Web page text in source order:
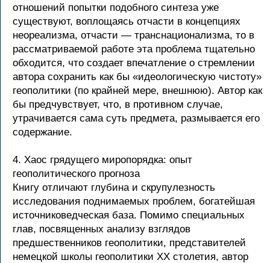
отношений попытки подобного синтеза уже
существуют, воплощаясь отчасти в концепциях
неореализма, отчасти — транснационализма, то в
рассматриваемой работе эта проблема тщательно
обходится, что создает впечатление о стремлении
автора сохранить как бы «идеологическую чистоту»
геополитики (по крайней мере, внешнюю). Автор как
бы предчувствует, что, в противном случае,
утрачивается сама суть предмета, размывается его
содержание.
4. Хаос грядущего миропорядка: опыт
геополитического прогноза
Книгу отличают глубина и скрупулезность
исследования поднимаемых проблем, богатейшая
источниковедческая база. Помимо специальных
глав, посвященных анализу взглядов
предшественников геополитики, представителей
немецкой школы геополитики XX столетия, автор